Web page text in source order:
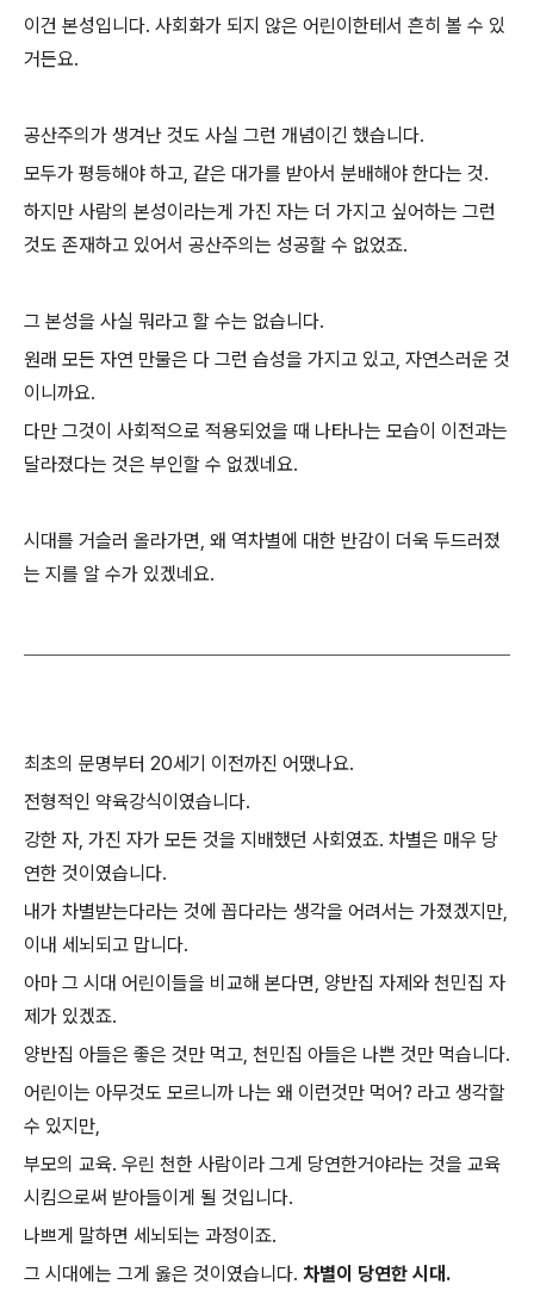
이건 본성입니다. 사회화가 되지 않은 어린이한테서 흔히 볼 수 있
거든요.
공산주의가 생겨난 것도 사실 그런 개념이긴 했습니다.
모두가 평등해야 하고, 같은 대가를 받아서 분배해야 한다는 것.
하지만 사람의 본성이라는게 가진 자는 더 가지고 싶어하는 그런
것도 존재하고 있어서 공산주의는 성공할 수 없었죠.
그 본성을 사실 뭐라고 할 수는 없습니다.
원래 모든 자연 만물은 다 그런 습성을 가지고 있고, 자연스러운 것
이니까요.
다만 그것이 사회적으로 적용되었을 때 나타나는 모습이 이전과는
달라졌다는 것은 부인할 수 없겠네요.
시대를 거슬러 올라가면, 왜 역차별에 대한 반감이 더욱 두드러졌
는 지를 알 수가 있겠네요.
최초의 문명부터 20세기 이전까진 어땠나요.
전형적인 약육강식이였습니다.
강한 자, 가진 자가 모든 것을 지배했던 사회였죠. 차별은 매우 당
연한 것이였습니다.
내가 차별받는다라는 것에 꼽다라는 생각을 어려서는 가졌겠지만,
이내 세뇌되고 맙니다.
아마 그 시대 어린이들을 비교해 본다면, 양반집 자제와 천민집 자
제가 있겠죠.
양반집 아들은 좋은 것만 먹고, 천민집 아들은 나쁜 것만 먹습니다.
어린이는 아무것도 모르니까 나는 왜 이런것만 먹어? 라고 생각할
수 있지만,
부모의 교육. 우린 천한 사람이라 그게 당연한거야라는 것을 교육
시킴으로써 받아들이게 될 것입니다.
나쁘게 말하면 세뇌되는 과정이죠.
그 시대에는 그게 옳은 것이였습니다. 차별이 당연한 시대.